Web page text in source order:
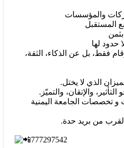
والمؤسسات
المستقبل
حدود لها
فقط، بل عن الذكاء، الثقة،
الذي لا يختل.
والإتقان، والتميّز.
تخصصات الجامعة اليمنية
من بريد حدة.
777297542